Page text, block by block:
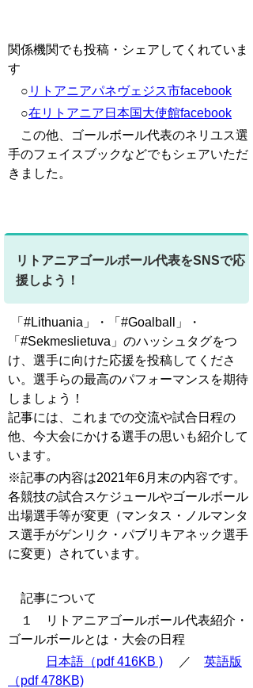
関係機関でも投稿・シェアしてくれていま
す
○ リトアニアパネヴェジス市facebook
○在リトアニア日本国大使館facebook
この他、ゴールボール代表のネリユス選
手のフェイスブックなどでもシェアいただ
きました。
リトアニアゴールボール代表をSNSで応
援しよう！
「#Lithuania」・「#Goalball」・
「#Sekmeslietuva」のハッシュタグをつ
け、選手に向けた応援を投稿してくださ
い。選手らの最高のパフォーマンスを期待
しましょう！
記事には、これまでの交流や試合日程の
他、今大会にかける選手の思いも紹介して
います。
※記事の内容は2021年6月末の内容です。
各競技の試合スケジュールやゴールボール
出場選手等が変更（マンタス・ノルマンタ
ス選手がゲンリク・パブリキアネック選手
に変更）されています。
記事について
１ リトアニアゴールボール代表紹介・
ゴールボールとは・大会の日程
日本語（pdf 416KB ) ／ 英語版
（pdf 478KB)